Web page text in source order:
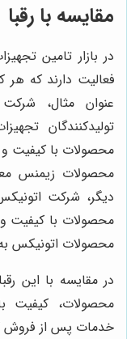
مقایسه با رقبا
در بازار تامین
فعالیت دارند که هر
تولیدکنندگان
محصولات با کیفیت و
محصولات زیمنس
محصولات با کیفیت
محصولات اتونیکس
در مقایسه با این
محصولات، کیفیت
خدمات پس از فروش